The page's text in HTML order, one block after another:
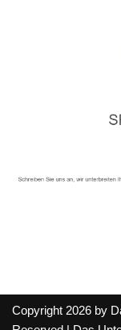
Copyright 2026 by